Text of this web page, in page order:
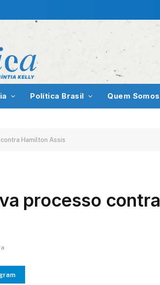
Política Brasil Quem Somos
Hamilton Assis
processo contra